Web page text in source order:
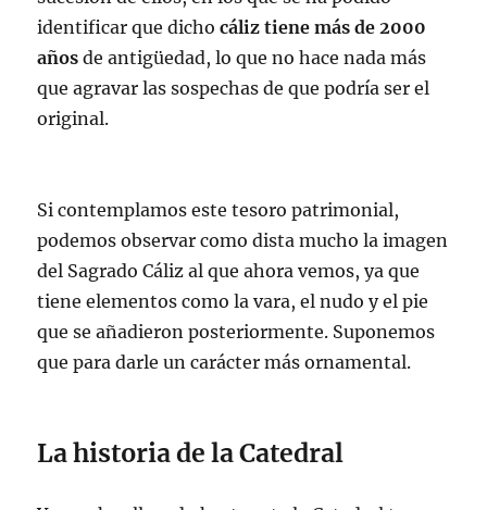
identificar que dichocáliz tiene más de 2000
años de antigüedad, lo que no hace nada más
que agravar las sospechas de que podría ser el
original.
Si contemplamos este tesoro patrimonial,
podemos observar como dista mucho la imagen
del Sagrado Cáliz al que ahora vemos, ya que
tiene elementos como la vara, el nudo y el pie
que se añadieron posteriormente. Suponemos
que para darle un carácter más ornamental.
La historia de la Catedral